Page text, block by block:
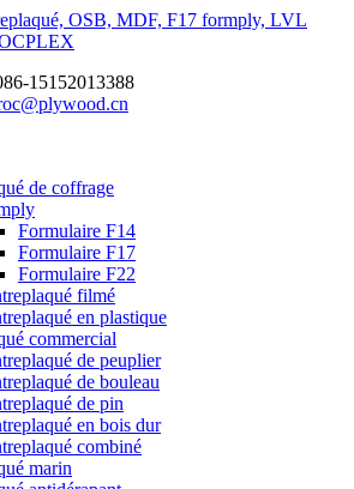
15152013388
de coffrage
Formulaire F14
Formulaire F17
Formulaire F22
filmé
en plastique
commercial
de peuplier
de bouleau
de pin
en bois dur
combiné
marin